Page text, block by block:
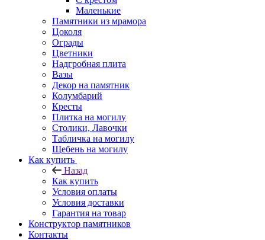
Маленькие
Памятники из мрамора
Цоколя
Ограды
Цветники
Надгробная плита
Вазы
Декор на памятник
Колумбарий
Кресты
Плитка на могилу
Столики, Лавочки
Табличка на могилу
Щебень на могилу
Как купить
Назад
Как купить
Условия оплаты
Условия доставки
Гарантия на товар
Конструктор памятников
Контакты